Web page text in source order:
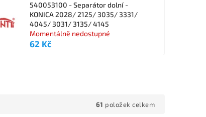
540053100 - Separátor dolní -
KONICA 2028/ 2125/ 3035/ 3331/
4045/ 3031/ 3135/ 4145
Momentálně nedostupné
62 Kč
61 položek celkem